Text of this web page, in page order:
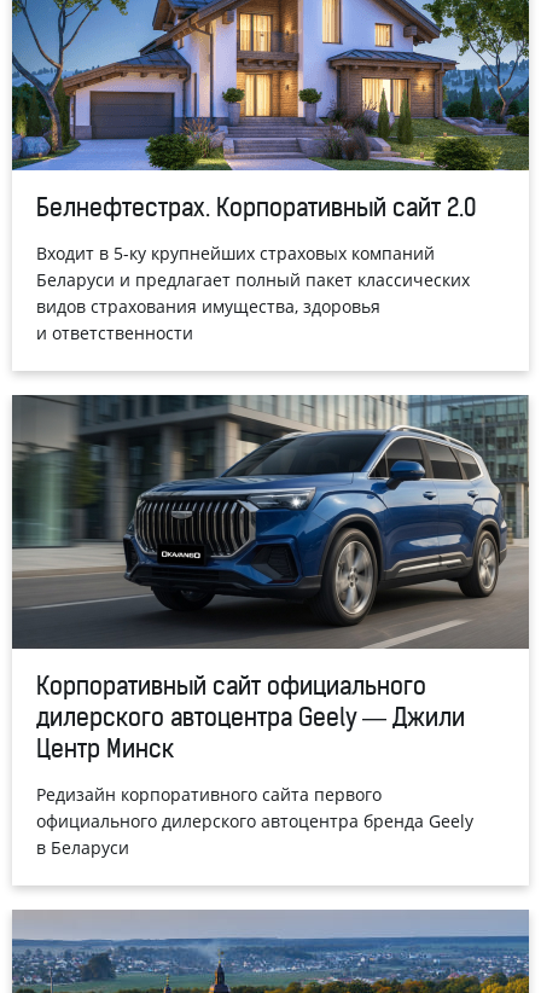
Белнефтестрах. Корпоративный сайт 2.0
Входит в 5-ку крупнейших страховых компаний
Беларуси и предлагает полный пакет классических
видов страхования имущества, здоровья
и ответственности
Корпоративный сайт официального
дилерского автоцентра Geely — Джили
Центр Минск
Редизайн корпоративного сайта первого
официального дилерского автоцентра бренда Geely
в Беларуси